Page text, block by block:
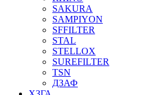
SAKURA
SAMPIYON
SFFILTER
STAL
STELLOX
SUREFILTER
TSN
ДЗАФ